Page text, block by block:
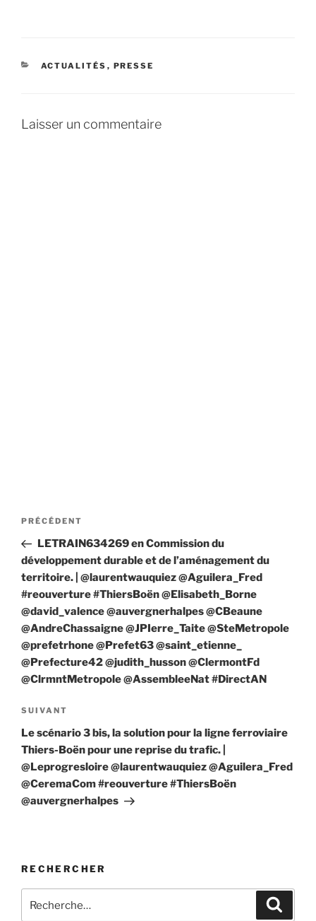
CATÉGORIES
ACTUALITÉS , PRESSE
Laisser un commentaire
Navigation
l’article
Article
précédent
PRÉCÉDENT
LETRAIN634269 en Commission du
développement durable et de l’aménagement du
territoire. | @laurentwauquiez @Aguilera_Fred
#reouverture #ThiersBoën @Elisabeth_Borne
@david_valence @auvergnerhalpes @CBeaune
@AndreChassaigne @JPIerre_Taite @SteMetropole
@prefetrhone @Prefet63 @saint_etienne_
@Prefecture42 @judith_husson @ClermontFd
@ClrmntMetropole @AssembleeNat #DirectAN
Article
suivant
SUIVANT
Le scénario 3 bis, la solution pour la ligne ferroviaire
Thiers-Boën pour une reprise du trafic. |
@Leprogresloire @laurentwauquiez @Aguilera_Fred
@CeremaCom #reouverture #ThiersBoën
@auvergnerhalpes
RECHERCHER
pour